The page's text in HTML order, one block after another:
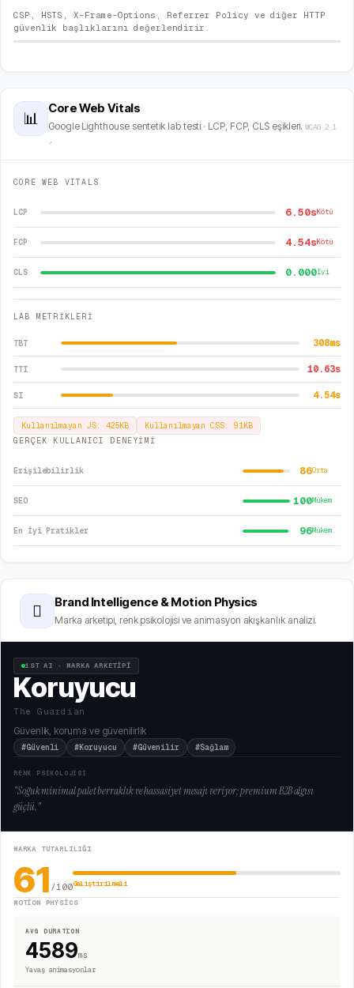
CSP, HSTS, X-Frame-Options, Referrer Policy ve diğer HTTP
güvenlik başlıklarını değerlendirir.
📊
Core Web Vitals
Google Lighthouse sentetik lab testi · LCP, FCP, CLS eşikleri. WCAG 2.1
↗
CORE WEB VITALS
LCP 6.50sKötü
FCP 4.54sKötü
CLS 0.000İyi
LAB METRİKLERİ
TBT 308ms
TTI 10.63s
SI 4.54s
Kullanılmayan JS: 425KB Kullanılmayan CSS: 91KB
GERÇEK KULLANICI DENEYİMİ
Erişilebilirlik 86Orta
SEO 100Mükem.
En İyi Pratikler 96Mükem.
🫆 Brand Intelligence & Motion Physics
Marka arketipi, renk psikolojisi ve animasyon akışkanlık analizi.
1ST AI · MARKA ARKETİPİ
Koruyucu
The Guardian
Güvenlik, koruma ve güvenilirlik
#Güvenli #Koruyucu #Güvenilir #Sağlam
RENK PSİKOLOJİSİ
"Soğuk minimal palet berraklık ve hassasiyet mesajı veriyor; premium B2B algısı
güçlü."
MARKA TUTARLILIĞI
61 /100Geliştirilmeli
MOTION PHYSICS
AVG DURATION
4589ms
Yavaş animasyonlar